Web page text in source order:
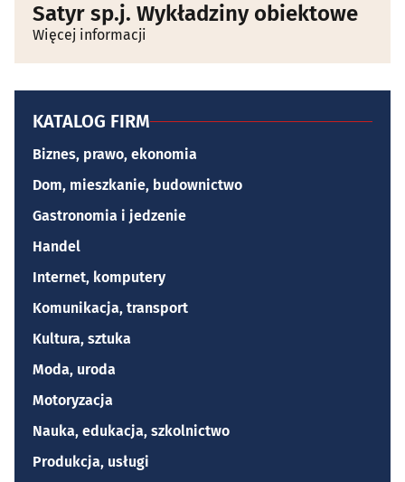
Satyr sp.j. Wykładziny obiektowe
Więcej informacji
KATALOG FIRM
Biznes, prawo, ekonomia
Dom, mieszkanie, budownictwo
Gastronomia i jedzenie
Handel
Internet, komputery
Komunikacja, transport
Kultura, sztuka
Moda, uroda
Motoryzacja
Nauka, edukacja, szkolnictwo
Produkcja, usługi